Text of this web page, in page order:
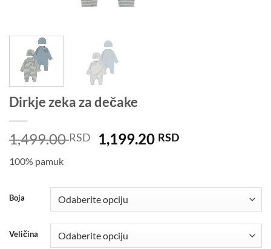
Dirkje zeka za dečake
1,499.00RSD
Originalna
cena
1,499.00 RSD.
1,199.20 RSDTrenutna
100% pamuk
Boja
Veličina